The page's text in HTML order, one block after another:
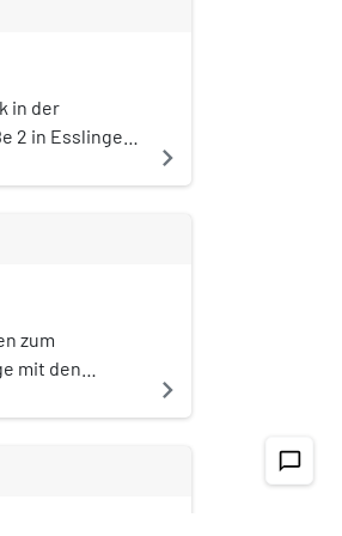
in der
2 in Esslingen
navigate_next
zum
mit den
navigate_next
chat_bubble_outline